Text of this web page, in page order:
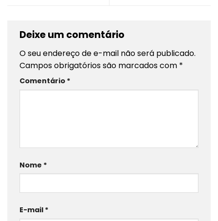
Deixe um comentário
O seu endereço de e-mail não será publicado.
Campos obrigatórios são marcados com *
Comentário *
Nome *
E-mail *